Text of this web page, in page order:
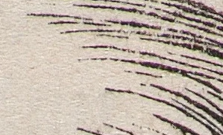
PROJEKT